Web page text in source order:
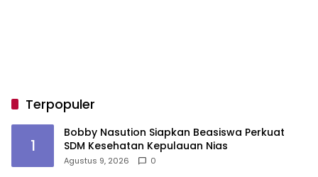
Terpopuler
1
Bobby Nasution Siapkan Beasiswa Perkuat
SDM Kesehatan Kepulauan Nias
Agustus 9, 2026 0